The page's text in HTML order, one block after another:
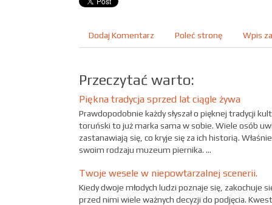
Dodaj Komentarz Poleć stronę Wpis
Przeczytać warto:
Piękna tradycja sprzed lat ciągle żywa
Prawdopodobnie każdy słyszał o pięknej tradycji
toruński to już marka sama w sobie. Wiele osób
zastanawiają się, co kryje się za ich historią.
swoim rodzaju muzeum piernika. ...
Twoje wesele w niepowtarzalnej scenerii.
Kiedy dwoje młodych ludzi poznaje się, zakochuje
przed nimi wiele ważnych decyzji do podjęcia.